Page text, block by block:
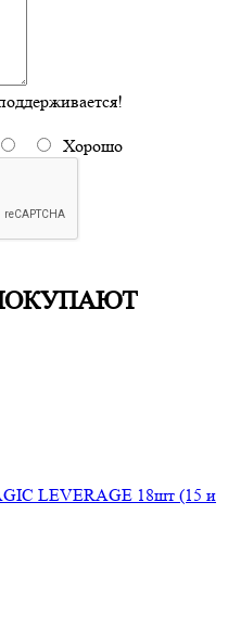
Хорошо
LEVERAGE 18шт (15 и